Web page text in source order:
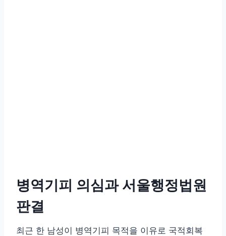
병역기피 의심과 서울행정법원
판결
최근 한 남성이 병역기피 목적을 이유로 국적회복